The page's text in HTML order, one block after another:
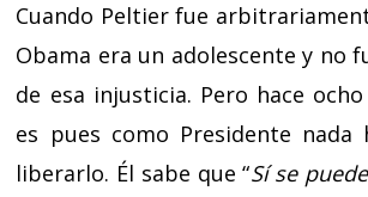
Cuando Peltier fue
Obama era un adolescente y no
de esa injusticia. Pero hace
es pues como Presidente nada
liberarlo. Él sabe que “Sí se puede